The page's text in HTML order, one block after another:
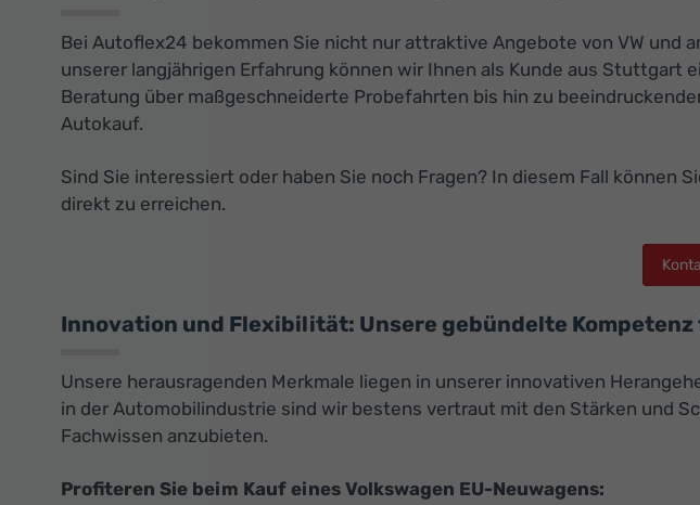
Bei Autoflex24 bekommen Sie nicht nur attraktive Angebote von VW und
unserer langjährigen Erfahrung können wir Ihnen als Kunde aus
Beratung über maßgeschneiderte Probefahrten bis hin zu
Autokauf.
Sind Sie interessiert oder haben Sie noch Fragen? In diesem Fall
direkt zu erreichen.
Innovation und Flexibilität: Unsere gebündelte
Unsere herausragenden Merkmale liegen in unserer innovativen
in der Automobilindustrie sind wir bestens vertraut mit den Stärken und
Fachwissen anzubieten.
Profiteren Sie beim Kauf eines Volkswagen EU-Neuwagens: